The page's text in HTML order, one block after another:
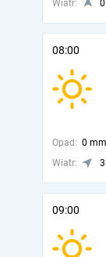
Wiatr:
08:00
Opad: 0 mm
Wiatr:
09:00